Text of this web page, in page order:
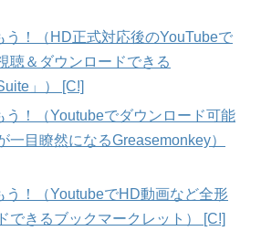
う！（HD正式対応後のYouTubeで
聴＆ダウンロードできる
」） [C!]
う！（Youtubeでダウンロード可能
一目瞭然になるGreasemonkey）
う！（YoutubeでHD動画など全形
できるブックマークレット） [C!]